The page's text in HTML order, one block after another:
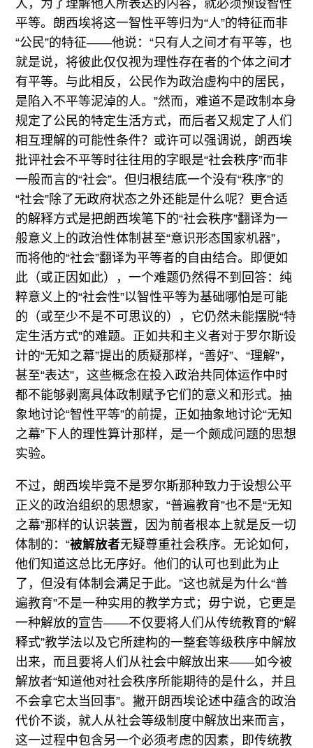
人，为了理解他人所表达的内容，就必须预设智性
平等。朗西埃将这一智性平等归为“人”的特征而非
“公民”的特征——他说：“只有人之间才有平等，也
就是说，将彼此仅仅视为理性存在者的个体之间才
有平等。与此相反，公民作为政治虚构中的居民，
是陷入不平等泥淖的人。”然而，难道不是政制本身
规定了公民的特定生活方式，而后者又规定了人们
相互理解的可能性条件？或许可以强调说，朗西埃
批评社会不平等时往往用的字眼是“社会秩序”而非
一般而言的“社会”。但归根结底一个没有“秩序”的
“社会”除了无政府状态之外还能是什么呢？更合适
的解释方式是把朗西埃笔下的“社会秩序”翻译为一
般意义上的政治性体制甚至“意识形态国家机器”，
而将他的“社会”翻译为平等者的自由结合。即便如
此（或正因如此），一个难题仍然得不到回答：纯
粹意义上的“社会性”以智性平等为基础哪怕是可能
的（或至少不是不可思议的），它仍然未能摆脱“特
定生活方式”的难题。正如共和主义者对于罗尔斯设
计的“无知之幕”提出的质疑那样，“善好”、“理解”，
甚至“表达”，这些概念在投入政治共同体运作中时
都不能够剥离具体政制赋予它们的意义和形式。抽
象地讨论“智性平等”的前提，正如抽象地讨论“无知
之幕”下人的理性算计那样，是一个颇成问题的思想
实验。
不过，朗西埃毕竟不是罗尔斯那种致力于设想公平
正义的政治组织的思想家，“普遍教育”也不是“无知
之幕”那样的认识装置，因为前者根本上就是反一切
体制的：“被解放者无疑尊重社会秩序。无论如何，
他们知道这总比无序好。他们的认可也到此为止
了，但没有体制会满足于此。”这也就是为什么“普
遍教育”不是一种实用的教学方式；毋宁说，它更是
一种解放的宣告——不仅要将人们从传统教育的“解
释式”教学法以及它所建构的一整套等级秩序中解放
出来，而且要将人们从社会中解放出来——如今被
解放者“知道他对社会秩序所能期待的是什么，并且
不会拿它太当回事”。撇开朗西埃论述中蕴含的政治
代价不谈，就人从社会等级制度中解放出来而言，
这一过程中包含另一个必须考虑的因素，即传统教